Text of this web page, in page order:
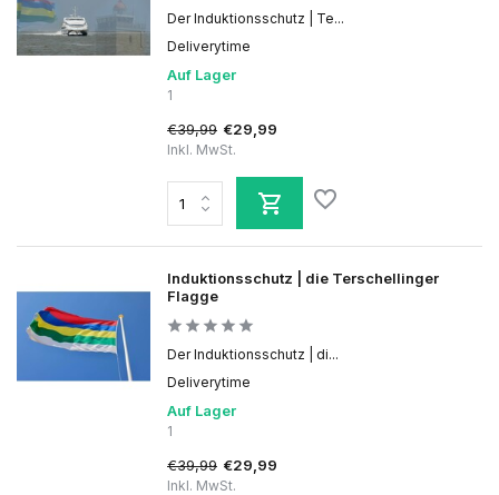
Der Induktionsschutz | Te...
Deliverytime
Auf Lager
1
€39,99 €29,99
Inkl. MwSt.
Induktionsschutz | die Terschellinger
Flagge
Der Induktionsschutz | di...
Deliverytime
Auf Lager
1
€39,99 €29,99
Inkl. MwSt.